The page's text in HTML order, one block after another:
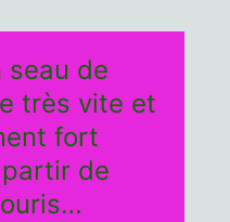
seau de
très vite et
fort
partir de